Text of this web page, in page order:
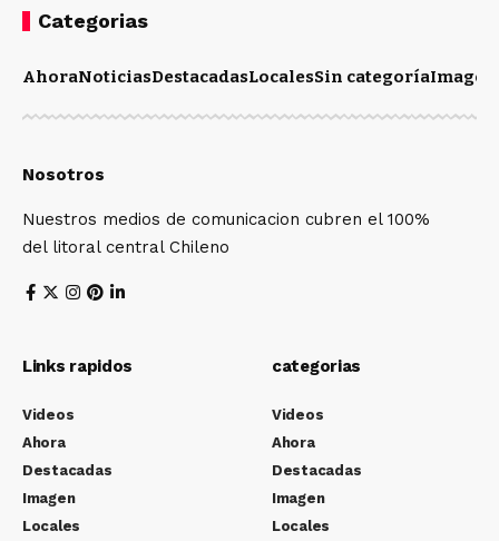
Categorias
AhoraNoticiasDestacadasLocalesSin categoríaImagen
Nosotros
Nuestros medios de comunicacion cubren el 100%
del litoral central Chileno
Links rapidos
Videos
Ahora
Destacadas
Imagen
Locales
categorias
Videos
Ahora
Destacadas
Imagen
Locales